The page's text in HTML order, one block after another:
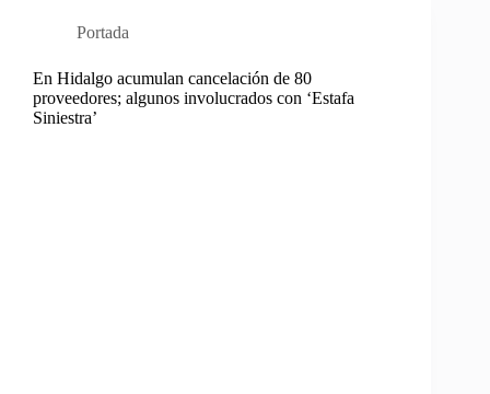
Portada
En Hidalgo acumulan cancelación de 80
proveedores; algunos involucrados con ‘Estafa
Siniestra’